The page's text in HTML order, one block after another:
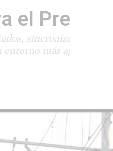
el Premetro
sincronizará
más